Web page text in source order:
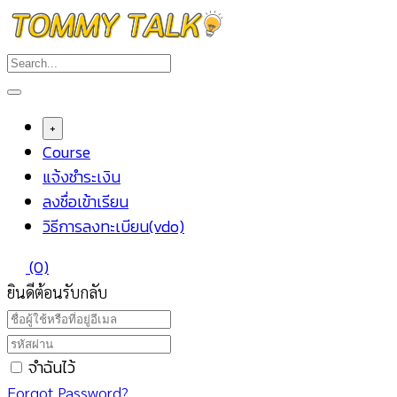
Skip
to
content
+
Course
แจ้งชำระเงิน
ลงชื่อเข้าเรียน
วิธีการลงทะเบียน(vdo)
(0)
ยินดีต้อนรับกลับ
จำฉันไว้
Forgot Password?